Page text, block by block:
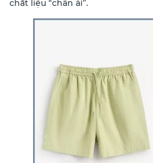
chất liệu “chân ái”.